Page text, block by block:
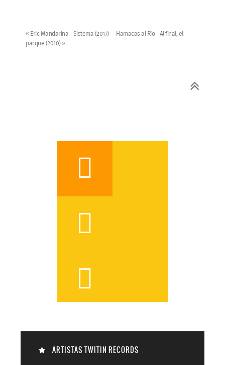
« Eric Mandarina - Sistema (2017)
Hamacas al Río - Al final, el
parque (2010) »




ARTISTAS TWITIN RECORDS